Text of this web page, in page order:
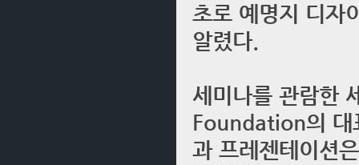
초로 예명지 디자
알렸다.
세미나를 관람한
Foundation의 대
과 프레젠테이션